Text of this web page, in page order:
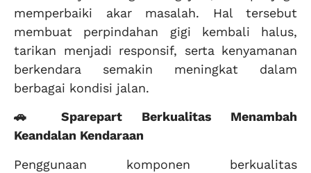
memperbaiki akar masalah. Hal tersebut
membuat perpindahan gigi kembali halus,
tarikan menjadi responsif, serta kenyamanan
berkendara semakin meningkat dalam
berbagai kondisi jalan.
🚗 Sparepart Berkualitas Menambah
Keandalan Kendaraan
Penggunaan komponen berkualitas